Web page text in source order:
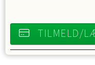
TILMELD/